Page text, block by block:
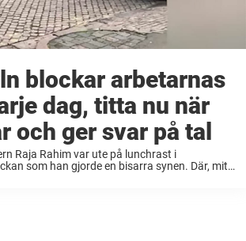
blockar arbetarnas
dag, titta nu när
och ger svar på tal
Raja Rahim var ute på lunchrast i
som han gjorde en bisarra synen. Där, mitt